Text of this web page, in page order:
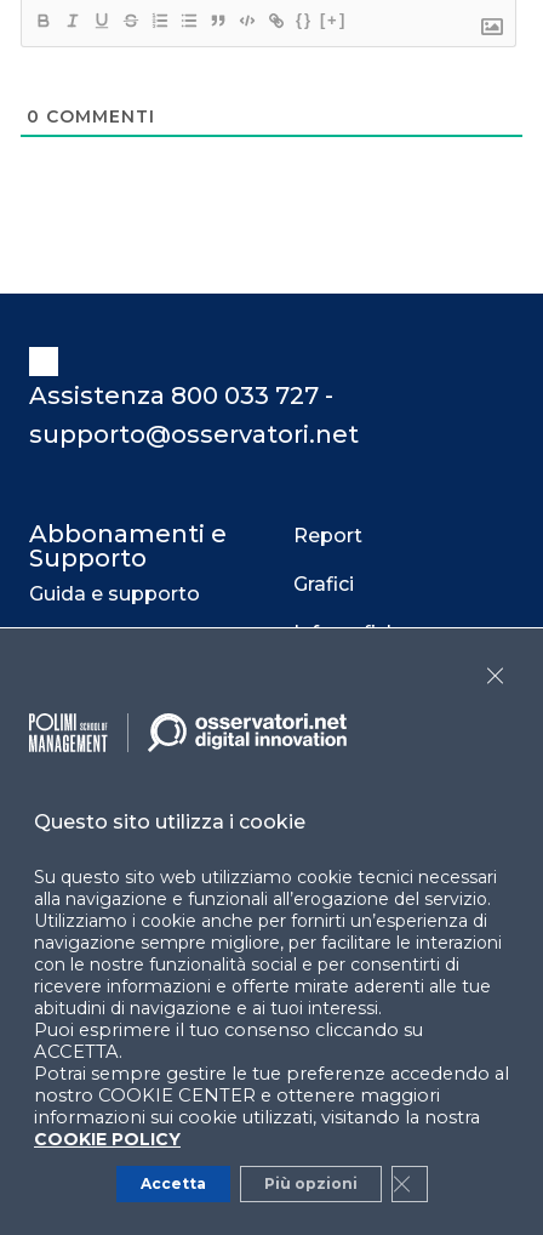
{} [+]
0 COMMENTI
Assistenza 800 033 727 -
supporto@osservatori.net
Abbonamenti e
Supporto
Guida e supporto
Blog
Contatti
Osservatori
Convegni
Webinar
Programmi
Report
Grafici
Infografiche
News
Termini e condizioni
Privacy policy
Cookie policy
Dichiarazione di
Cookie Center
Questo sito utilizza i cookie
Su questo sito web utilizziamo cookie tecnici necessari
alla navigazione e funzionali all’erogazione del servizio.
Utilizziamo i cookie anche per fornirti un’esperienza di
navigazione sempre migliore, per facilitare le interazioni
con le nostre funzionalità social e per consentirti di
ricevere informazioni e offerte mirate aderenti alle tue
abitudini di navigazione e ai tuoi interessi.
Puoi esprimere il tuo consenso cliccando su
ACCETTA.
Potrai sempre gestire le tue preferenze accedendo al
nostro COOKIE CENTER e ottenere maggiori
informazioni sui cookie utilizzati, visitando la nostra
COOKIE POLICY
Accetta Più opzioni Close GDPR